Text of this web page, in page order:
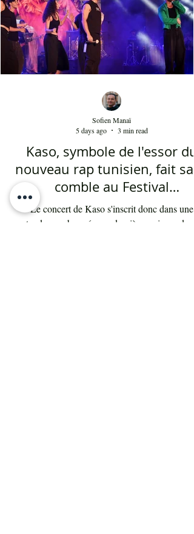
cinq ans. Sans oublier la soprano Nesrine
Mahbouli e
Kaso, symbole de l'essor du
nouveau rap tunisien, fait
comble au Festival
Sofien Manaï
5 days ago
3 min read